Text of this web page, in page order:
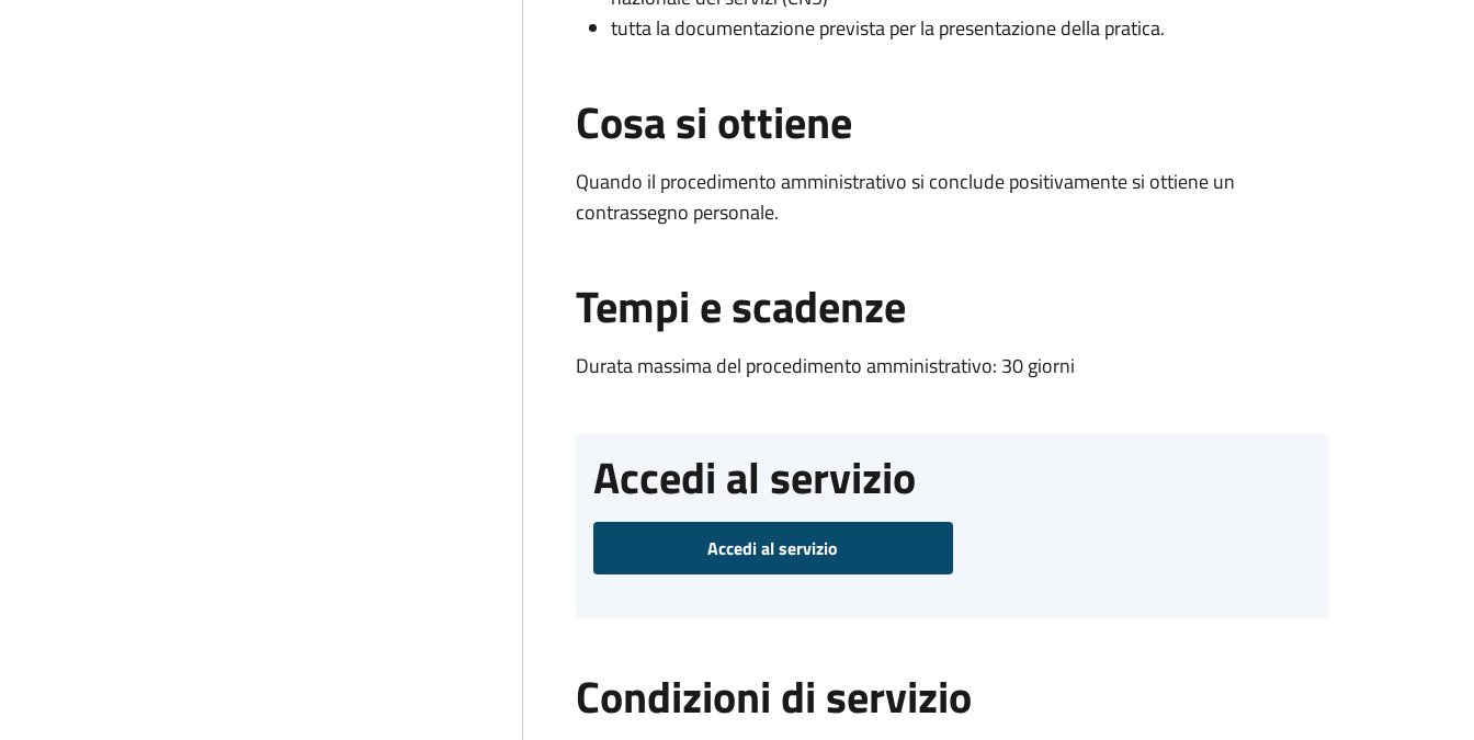
tutta la documentazione prevista per la presentazione della pratica.
Cosa si ottiene
Quando il procedimento amministrativo si conclude positivamente si ottiene un
contrassegno personale.
Tempi e scadenze
Durata massima del procedimento amministrativo: 30 giorni
Accedi al servizio
Accedi al servizio
Condizioni di servizio